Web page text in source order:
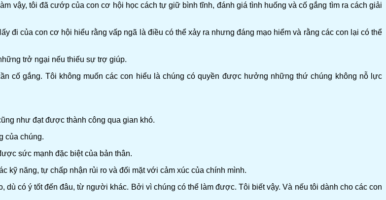
vậy, tôi đã cướp của con cơ hội học cách tự giữ bình tĩnh, đánh giá tình huống và cố gắng tìm ra cách giải
đi của con cơ hội hiểu rằng vấp ngã là điều có thể xảy ra nhưng đáng mạo hiểm và rằng các con lại có thể
trở ngại nếu thiếu sự trợ giúp.
cố gắng. Tôi không muốn các con hiểu là chúng có quyền được hưởng những thứ chúng không nỗ lực
như đạt được thành công qua gian khó.
của chúng.
sức mạnh đặc biệt của bản thân.
kỹ năng, tự chấp nhận rủi ro và đối mặt với cảm xúc của chính mình.
có ý tốt đến đâu, từ người khác. Bởi vì chúng có thể làm được. Tôi biết vậy. Và nếu tôi dành cho các con